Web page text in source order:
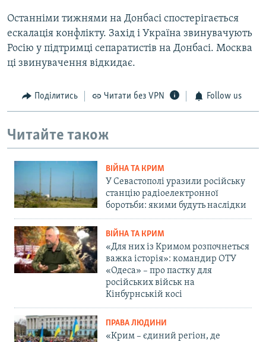
Останніми тижнями на Донбасі спостерігається
ескалація конфлікту. Захід і Україна звинувачують
Росію у підтримці сепаратистів на Донбасі. Москва
ці звинувачення відкидає.
Поділитись Читати без VPN Follow us
Читайте також
ВІЙНА ТА КРИМ
У Севастополі уразили російську
станцію радіоелектронної
боротьби: якими будуть наслідки
ВІЙНА ТА КРИМ
«Для них із Кримом розпочнеться
важка історія»: командир ОТУ
«Одеса» – про пастку для
російських військ на
Кінбурнській косі
ПРАВА ЛЮДИНИ
«Крим – єдиний регіон, де